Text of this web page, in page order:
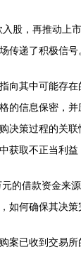
入股，再推动上
传递了积极信
向其中可能存
的信息保密，
决策过程的关
获取不正当利
的借款资金来
如何确保其决
案已收到交易